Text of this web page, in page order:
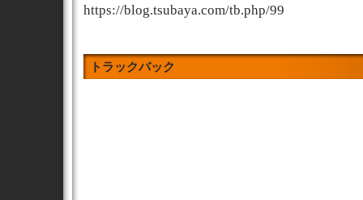
https://blog.tsubaya.com/tb.php/99
トラックバック